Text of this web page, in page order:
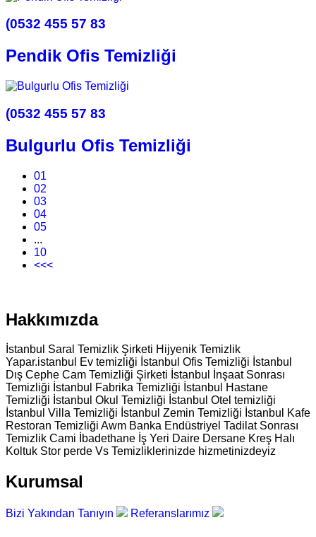
(0532 455 57 83
Pendik Ofis Temizliği
(0532 455 57 83
Bulgurlu Ofis Temizliği
01
02
03
04
05
...
10
<<<
Hakkımızda
İstanbul Saral Temizlik Şirketi Hijyenik Temizlik
Yapar.istanbul Ev temizliği İstanbul Ofis Temizliği İstanbul
Dış Cephe Cam Temizliği Şirketi İstanbul İnşaat Sonrası
Temizliği İstanbul Fabrika Temizliği İstanbul Hastane
Temizliği İstanbul Okul Temizliği İstanbul Otel temizliği
İstanbul Villa Temizliği İstanbul Zemin Temizliği İstanbul Kafe
Restoran Temizliği Awm Banka Endüstriyel Tadilat Sonrası
Temizlik Cami İbadethane İş Yeri Daire Dersane Kreş Halı
Koltuk Stor perde Vs Temizliklerinizde hizmetinizdeyiz
Kurumsal
Bizi Yakından Tanıyın Referanslarımız